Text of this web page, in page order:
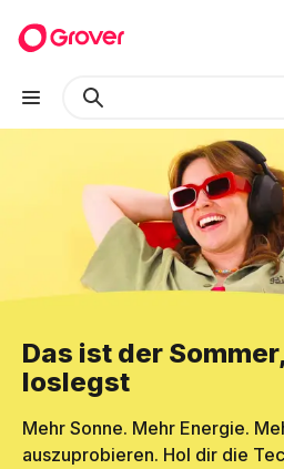
Das ist der
loslegst
Mehr Sonne. Mehr Energie.
auszuprobieren. Hol dir die